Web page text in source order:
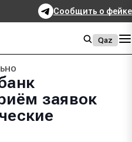
Сообщить о фейке
Qaz
заявок